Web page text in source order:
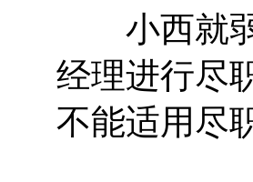
小西就弱
经理进行尽
不能适用尽